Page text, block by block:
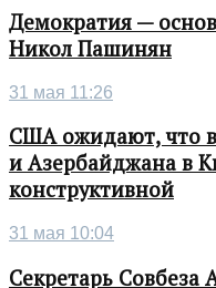
Демократия —
Никол Пашинян
31 мая 11:26
США ожидают, что
и Азербайджана в
конструктивной
31 мая 10:04
Секретарь Совбеза